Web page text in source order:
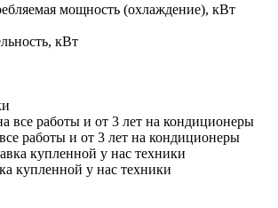
мощность (охлаждение), кВт
кВт
работы и от 3 лет на кондиционеры
купленной у нас техники